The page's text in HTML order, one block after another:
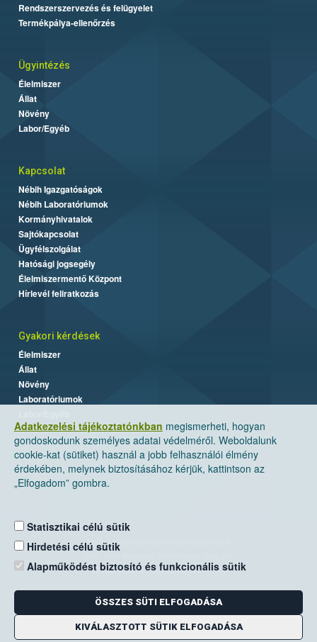
Adatkezelési tájékoztatónkban megismerheti, hogyan
gondoskodunk személyes adatai védelméről. Weboldalunk
cookie-kat (sütiket) használ a jobb felhasználói élmény
érdekében, melynek biztosításához kérjük, kattintson az
„Elfogadom” gombra.
Statisztikai célú sütik
Hirdetési célú sütik
Alapműködést biztosító és funkcionális sütik
ÖSSZES SÜTI ELFOGADÁSA
KIVÁLASZTOTT SÜTIK ELFOGADÁSA
Rendszerszervezés és felügyelet
Termékpálya-ellenőrzés
Ügyintézés
Élelmiszer
Állat
Növény
Labor/Egyéb
Kapcsolat
Nébih Igazgatóságok
Nébih Laboratóriumok
Kormányhivatalok
Sajtókapcsolat
Ügyfélszolgálat
Hatósági jogsegély
Élelmiszermentő Központ
Hírlevél feliratkozás
Gyakori kérdések
Élelmiszer
Állat
Növény
Laboratóriumok
Nemzeti Élelmiszerlánc-biztonsági Hivatal
Levelezési cím: 1525 Budapest. Pf. 30.
E-mail:ugyfelszolgalat@nebih.gov.hu
Zöld szám: 06-80/263-244
Telefon: 06-1/ 336-9000